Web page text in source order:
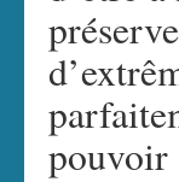
pouvoir